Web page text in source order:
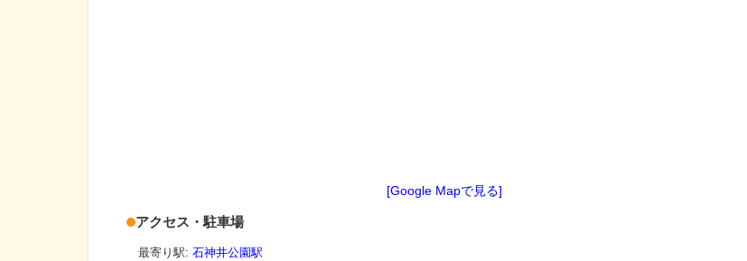
[Google Mapで見る]
アクセス・駐車場
最寄り駅: 石神井公園駅